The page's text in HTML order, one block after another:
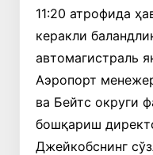
11:20 атрофида
керакли
автомагистраль
Аэропорт
ва Бейтс округи
бошқариш
Джейкобснинг